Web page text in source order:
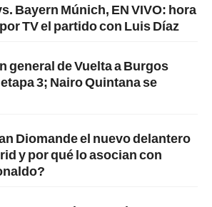
Bayern Múnich, EN VIVO: hora
TV el partido con Luis Díaz
general de Vuelta a Burgos
3; Nairo Quintana se
Diomande el nuevo delantero
y por qué lo asocian con